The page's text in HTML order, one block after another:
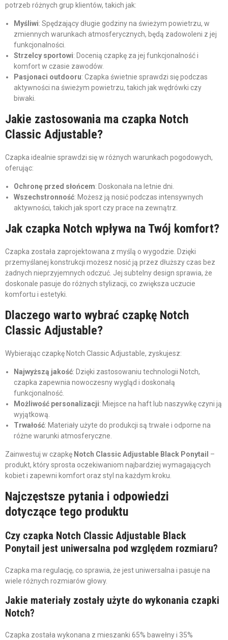
potrzeb różnych grup klientów, takich jak:
Myśliwi: Spędzający długie godziny na świeżym powietrzu, w
zmiennych warunkach atmosferycznych, będą zadowoleni z jej
funkcjonalności.
Strzelcy sportowi: Docenią czapkę za jej funkcjonalność i
komfort w czasie zawodów.
Pasjonaci outdooru: Czapka świetnie sprawdzi się podczas
aktywności na świeżym powietrzu, takich jak wędrówki czy
biwaki.
Jakie zastosowania ma czapka Notch
Classic Adjustable?
Czapka idealnie sprawdzi się w różnych warunkach pogodowych,
oferując:
Ochronę przed słońcem: Doskonała na letnie dni.
Wszechstronność: Możesz ją nosić podczas intensywnych
aktywności, takich jak sport czy prace na zewnątrz.
Jak czapka Notch wpływa na Twój komfort?
Czapka została zaprojektowana z myślą o wygodzie. Dzięki
przemyślanej konstrukcji możesz nosić ją przez dłuższy czas bez
żadnych nieprzyjemnych odczuć. Jej subtelny design sprawia, że
doskonale pasuje do różnych stylizacji, co zwiększa uczucie
komfortu i estetyki.
Dlaczego warto wybrać czapkę Notch
Classic Adjustable?
Wybierając czapkę Notch Classic Adjustable, zyskujesz:
Najwyższą jakość: Dzięki zastosowaniu technologii Notch,
czapka zapewnia nowoczesny wygląd i doskonałą
funkcjonalność.
Możliwość personalizacji: Miejsce na haft lub naszywkę czyni ją
wyjątkową.
Trwałość: Materiały użyte do produkcji są trwałe i odporne na
różne warunki atmosferyczne.
Zainwestuj w czapkę Notch Classic Adjustable Black Ponytail –
produkt, który sprosta oczekiwaniom najbardziej wymagających
kobiet i zapewni komfort oraz styl na każdym kroku.
Najczęstsze pytania i odpowiedzi
dotyczące tego produktu
Czy czapka Notch Classic Adjustable Black
Ponytail jest uniwersalna pod względem rozmiaru?
Czapka ma regulację, co sprawia, że jest uniwersalna i pasuje na
wiele różnych rozmiarów głowy.
Jakie materiały zostały użyte do wykonania czapki
Notch?
Czapka została wykonana z mieszanki 65% bawełny i 35%